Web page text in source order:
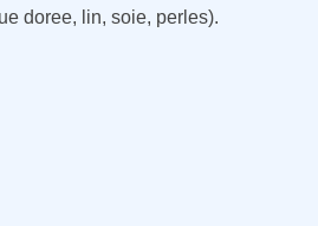
doree, lin, soie, perles).